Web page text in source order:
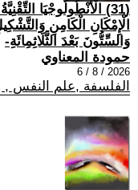
(31) الْأَنْطُولُوجْيَا
الْإِمْكَانِ الْكَامِنِ
وَالسِّتُّونَ بَعْدَ الثَّلَاثِمِائَةِ-
حمودة المعناوي
2026 / 8 / 6
الفلسفة ,علم النفس ,